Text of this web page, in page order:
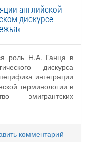
английской
дискурсе
роль Н.А. Ганца в
дискурса
интеграции
терминологии в
эмигрантских
комментарий